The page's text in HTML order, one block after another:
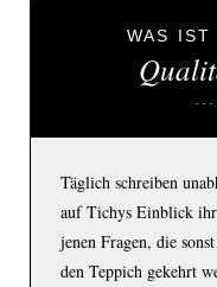
WAS IST
Täglich schreiben
auf Tichys Einblick
jenen Fragen, die
den Teppich gekehrt